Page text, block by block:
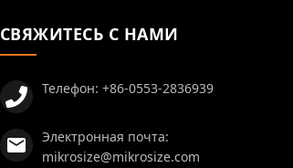
СВЯЖИТЕСЬ С НАМИ
Телефон: +86-0553-2836939
Электронная почта:
mikrosize@mikrosize.com